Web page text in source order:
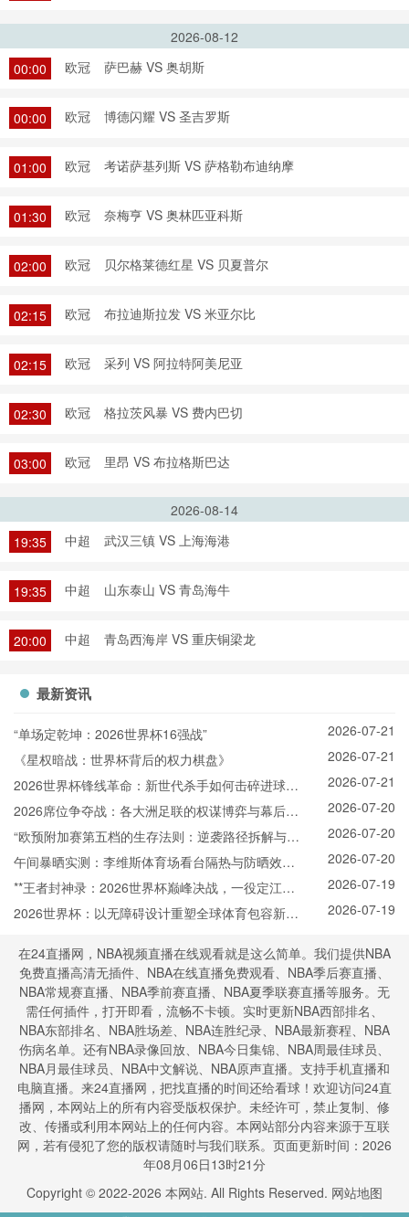
2026-08-12
00:00
欧冠 萨巴赫 VS 奥胡斯
00:00 欧冠 博德闪耀 VS 圣吉罗斯
01:00 欧冠 考诺萨基列斯 VS 萨格勒布迪纳摩
01:30 欧冠 奈梅亨 VS 奥林匹亚科斯
02:00 欧冠 贝尔格莱德红星 VS 贝夏普尔
02:15 欧冠 布拉迪斯拉发 VS 米亚尔比
02:15 欧冠 采列 VS 阿拉特阿美尼亚
02:30 欧冠 格拉茨风暴 VS 费内巴切
03:00 欧冠 里昂 VS 布拉格斯巴达
2026-08-14
19:35
中超 武汉三镇 VS 上海海港
19:35 中超 山东泰山 VS 青岛海牛
20:00 中超 青岛西海岸 VS 重庆铜梁龙
最新资讯
“单场定乾坤：2026世界杯16强战”
2026-07-21
《星权暗战：世界杯背后的权力棋盘》
2026-07-21
2026世界杯锋线革命：新世代杀手如何击碎进球纪
录
2026-07-21
2026席位争夺战：各大洲足联的权谋博弈与幕后票
决
2026-07-20
“欧预附加赛第五档的生存法则：逆袭路径拆解与晋
级概率模型”
2026-07-20
午间暴晒实测：李维斯体育场看台隔热与防晒效能
全解析
2026-07-20
**王者封神录：2026世界杯巅峰决战，一役定江山
**
2026-07-19
2026世界杯：以无障碍设计重塑全球体育包容新标
2026-07-19
在24直播网，NBA视频直播在线观看就是这么简单。我们提供NBA
免费直播高清无插件、NBA在线直播免费观看、NBA季后赛直播、
NBA常规赛直播、NBA季前赛直播、NBA夏季联赛直播等服务。无
需任何插件，打开即看，流畅不卡顿。实时更新NBA西部排名、
NBA东部排名、NBA胜场差、NBA连胜纪录、NBA最新赛程、NBA
伤病名单。还有NBA录像回放、NBA今日集锦、NBA周最佳球员、
NBA月最佳球员、NBA中文解说、NBA原声直播。支持手机直播和
电脑直播。来24直播网，把找直播的时间还给看球！欢迎访问24直
播网，本网站上的所有内容受版权保护。未经许可，禁止复制、修
改、传播或利用本网站上的任何内容。本网站部分内容来源于互联
网，若有侵犯了您的版权请随时与我们联系。页面更新时间：2026
年08月06日13时21分
Copyright © 2022-2026 本网站. All Rights Reserved. 网站地图